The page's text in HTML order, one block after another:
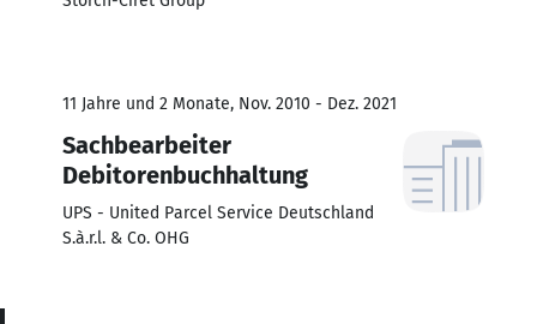
11 Jahre und 2 Monate, Nov. 2010 - Dez. 2021
Sachbearbeiter
Debitorenbuchhaltung
UPS - United Parcel Service Deutschland
S.à.r.l. & Co. OHG